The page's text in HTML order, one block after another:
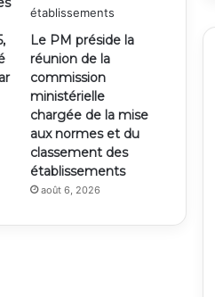
Le PM préside la
réunion de la
commission
ministérielle
chargée de la mise
aux normes et du
classement des
établissements
août 6, 2026